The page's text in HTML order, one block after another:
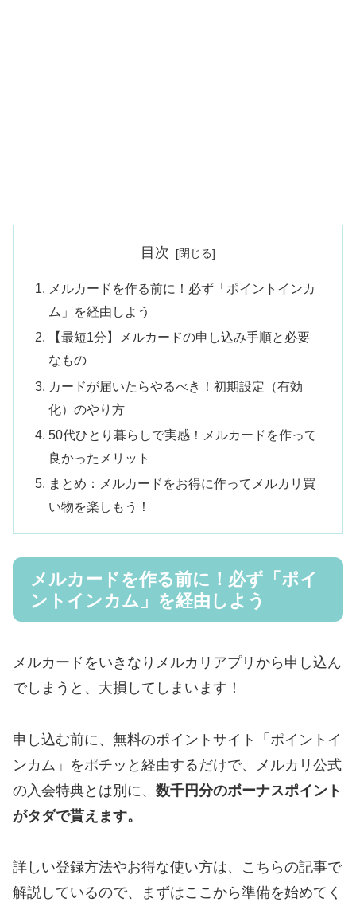
目次
メルカードを作る前に！必ず「ポイントインカ
ム」を経由しよう
【最短1分】メルカードの申し込み手順と必要
なもの
カードが届いたらやるべき！初期設定（有効
化）のやり方
50代ひとり暮らしで実感！メルカードを作って
良かったメリット
まとめ：メルカードをお得に作ってメルカリ買
い物を楽しもう！
メルカードを作る前に！必ず「ポイ
ントインカム」を経由しよう
メルカードをいきなりメルカリアプリから申し込ん
でしまうと、大損してしまいます！
申し込む前に、無料のポイントサイト「ポイントイ
ンカム」をポチッと経由するだけで、メルカリ公式
の入会特典とは別に、 数千円分のボーナスポイント
がタダで貰えます。
詳しい登録方法やお得な使い方は、こちらの記事で
解説しているので、まずはここから準備を始めてく